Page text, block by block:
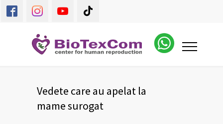
Vedete care au apelat la
mame surogat